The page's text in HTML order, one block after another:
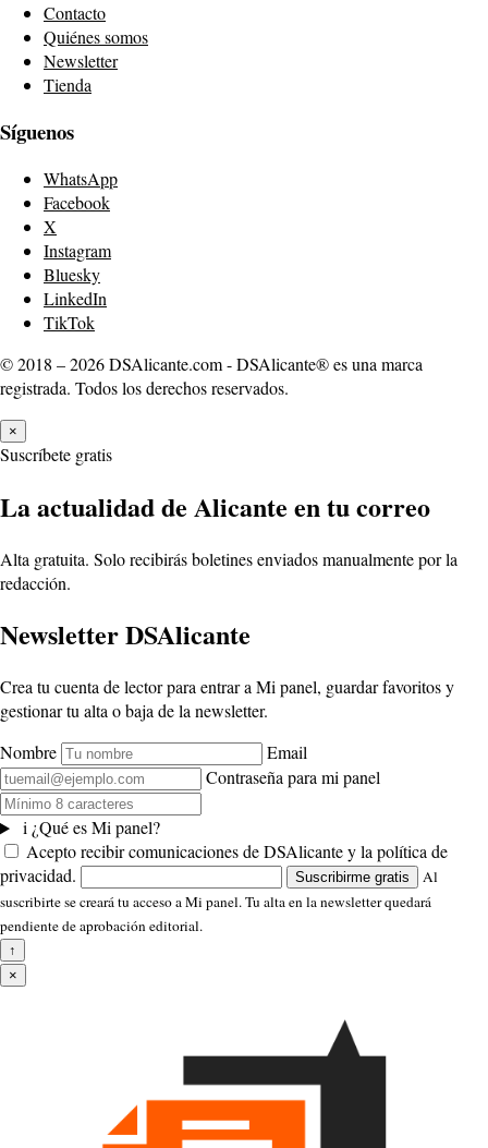
Contacto
Quiénes somos
Newsletter
Tienda
Síguenos
WhatsApp
Facebook
X
Instagram
Bluesky
LinkedIn
TikTok
© 2018 – 2026 DSAlicante.com - DSAlicante® es una marca
registrada. Todos los derechos reservados.
×
Suscríbete gratis
La actualidad de Alicante en tu correo
Alta gratuita. Solo recibirás boletines enviados manualmente por la
redacción.
Newsletter DSAlicante
Crea tu cuenta de lector para entrar a Mi panel, guardar favoritos y
gestionar tu alta o baja de la newsletter.
Nombre
Email
Contraseña para mi panel
i¿Qué es Mi panel?
Acepto recibir comunicaciones de DSAlicante y la política de
privacidad.
Suscribirme gratis
Al
suscribirte se creará tu acceso a Mi panel. Tu alta en la newsletter quedará
pendiente de aprobación editorial.
↑
×